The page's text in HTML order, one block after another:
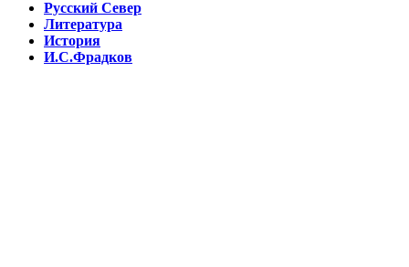
Русский Север
Литература
История
И.С.Фрадков